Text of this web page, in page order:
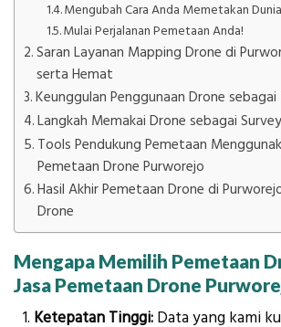
Mengubah Cara Anda Memetakan
Mulai Perjalanan Pemetaan Anda!
Saran Layanan Mapping Drone di
serta Hemat
Keunggulan Penggunaan Drone
Langkah Memakai Drone sebagai
Tools Pendukung Pemetaan
Pemetaan Drone Purworejo
Hasil Akhir Pemetaan Drone di
Drone
Mengapa Memilih Pemetaan
Jasa Pemetaan Drone
Ketepatan Tinggi: Data yang kami